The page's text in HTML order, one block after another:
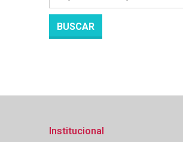
BUSCAR
Institucional